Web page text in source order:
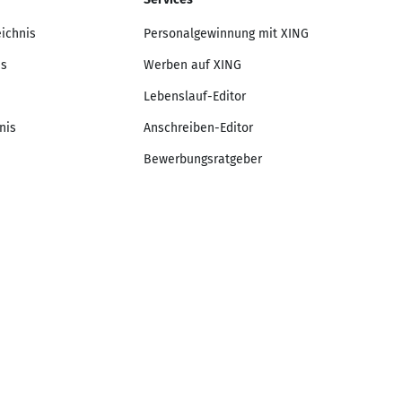
Personalgewinnung mit XING
Werben auf XING
Lebenslauf-Editor
Anschreiben-Editor
Bewerbungsratgeber